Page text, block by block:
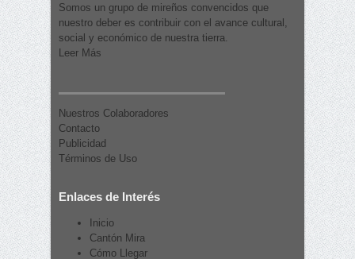
Somos un grupo de mireños convencidos que
nuestro deber es contribuir con el avance cultural,
social y económico de nuestra tierra.
Leer Más
Nuestros Colaboradores
Contacto
Publicidad
Términos de Uso
Enlaces de Interés
Inicio
Cantón Mira
Cómo Llegar